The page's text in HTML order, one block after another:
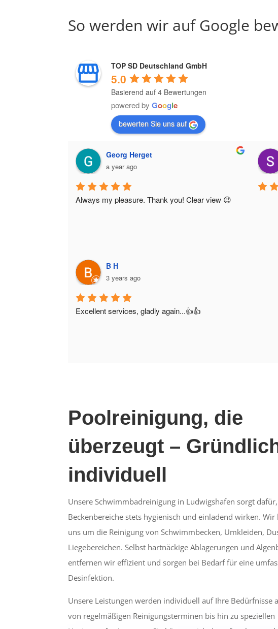
So werden wir auf Google
TOP SD Deutschland GmbH
5.0
Basierend auf 4 Bewertungen
powered byGoogle
bewerten Sie uns auf
Georg Herget
a year ago
Always my pleasure. Thank you! Clear view 😉
B H
3 years ago
Excellent services, gladly again...👍👍
Poolreinigung, die
überzeugt –
individuell
Unsere Schwimmbadreinigung in Ludwigshafen sorgt
Beckenbereiche stets hygienisch und einladend wirken.
uns um die Reinigung von Schwimmbecken, Umkleiden,
Liegebereichen. Selbst hartnäckige Ablagerungen und
entfernen wir effizient und sorgen bei Bedarf für eine
Desinfektion.
Unsere Leistungen werden individuell auf Ihre Bedürfnisse
von regelmäßigen Reinigungsterminen bis hin zu speziellen